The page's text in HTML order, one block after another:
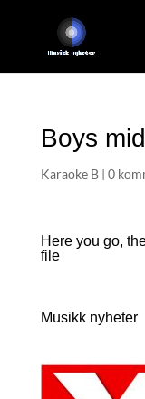
Boys
Karaoke B| 0
Here you go,
file
Musikk nyheter